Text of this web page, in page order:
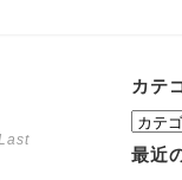
カテ
カ
テ
ゴ
最近